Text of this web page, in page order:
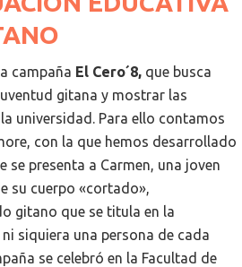
campaña El Cero´8, que busca
gitana y mostrar las
universidad. Para ello contamos
con la que hemos desarrollado
se presenta a Carmen, una joven
su cuerpo «cortado»,
gitano que se titula en la
siquiera una persona de cada
se celebró en la Facultad de